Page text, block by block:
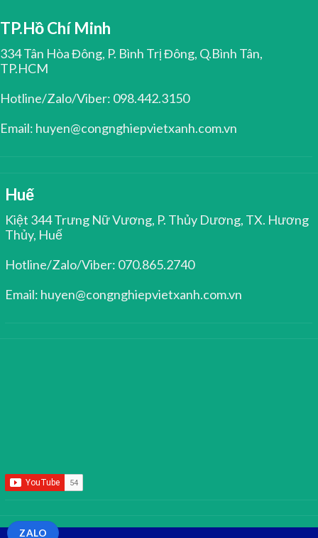
TP.Hồ Chí Minh
334 Tân Hòa Đông, P. Bình Trị Đông, Q.Bình Tân,
TP.HCM
Hotline/Zalo/Viber: 098.442.3150
Email: huyen@congnghiepvietxanh.com.vn
Huế
Kiệt 344 Trưng Nữ Vương, P. Thủy Dương, TX. Hương
Thủy, Huế
Hotline/Zalo/Viber: 070.865.2740
Email: huyen@congnghiepvietxanh.com.vn
ZALO